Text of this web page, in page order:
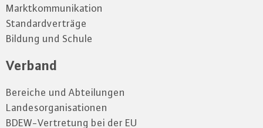
Marktkommunikation
Standardverträge
Bildung und Schule
Verband
Bereiche und Abteilungen
Landesorganisationen
BDEW-Vertretung bei der EU